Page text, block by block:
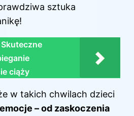
sztuka
Skuteczne
ciąży
w takich chwilach dzieci
– od zaskoczenia